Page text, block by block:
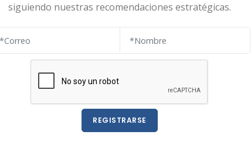
siguiendo nuestras recomendaciones estratégicas.
REGISTRARSE